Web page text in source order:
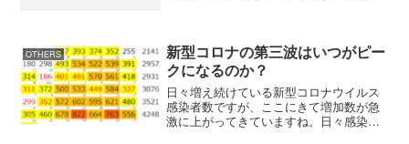
だろうね。振り込め詐欺が...
OTHERS
新型コロナの第三波はいつがピー
クになるのか？
日々増え続けている新型コロナウイルス
感染者数ですが、ここにきて増加数が急
激に上がってきていますね。日々感染者